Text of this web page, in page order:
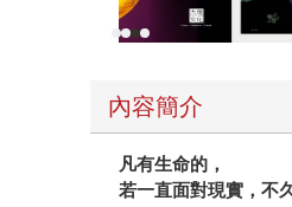
見為憑」那麼簡單
內容簡介
凡有生命的，
若一直面對現實，不